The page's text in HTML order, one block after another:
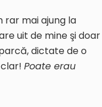
rar mai ajung la
uit de mine şi doar
dictate de o
Poate erau